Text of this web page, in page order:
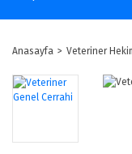
Anasayfa Veteriner